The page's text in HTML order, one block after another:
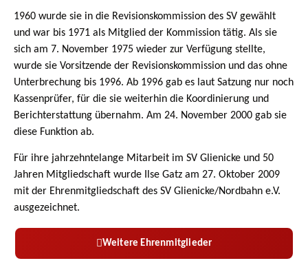
1960 wurde sie in die Revisionskommission des SV gewählt
und war bis 1971 als Mitglied der Kommission tätig. Als sie
sich am 7. November 1975 wieder zur Verfügung stellte,
wurde sie Vorsitzende der Revisionskommission und das ohne
Unterbrechung bis 1996. Ab 1996 gab es laut Satzung nur noch
Kassenprüfer, für die sie weiterhin die Koordinierung und
Berichterstattung übernahm. Am 24. November 2000 gab sie
diese Funktion ab.
Für ihre jahrzehntelange Mitarbeit im SV Glienicke und 50
Jahren Mitgliedschaft wurde Ilse Gatz am 27. Oktober 2009
mit der Ehrenmitgliedschaft des SV Glienicke/Nordbahn e.V.
ausgezeichnet.
Weitere Ehrenmitglieder